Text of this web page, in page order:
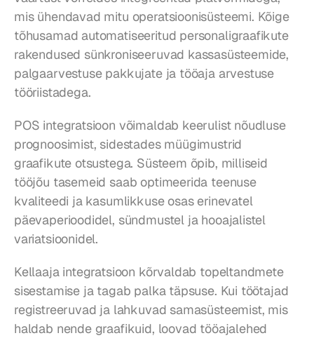
mis ühendavad mitu operatsioonisüsteemi. Kõige
tõhusamad automatiseeritud personaligraafikute
rakendused sünkroniseeruvad kassasüsteemide,
palgaarvestuse pakkujate ja tööaja arvestuse
tööriistadega.
POS integratsioon võimaldab keerulist nõudluse
prognoosimist, sidestades müügimustrid
graafikute otsustega. Süsteem õpib, milliseid
tööjõu tasemeid saab optimeerida teenuse
kvaliteedi ja kasumlikkuse osas erinevatel
päevaperioodidel, sündmustel ja hooajalistel
variatsioonidel.
Kellaaja integratsioon kõrvaldab topeltandmete
sisestamise ja tagab palka täpsuse. Kui töötajad
registreeruvad ja lahkuvad samasüsteemist, mis
haldab nende graafikuid, loovad tööajalehed